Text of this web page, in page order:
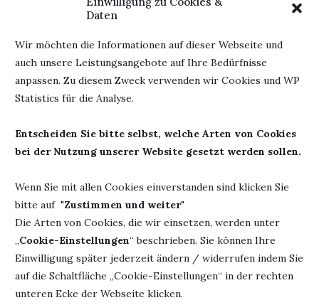
Daten
Wir möchten die Informationen auf dieser Webseite und
auch unsere Leistungsangebote auf Ihre Bedürfnisse
anpassen. Zu diesem Zweck verwenden wir Cookies und WP
Statistics für die Analyse.
Entscheiden Sie bitte selbst, welche Arten von Cookies
bei der Nutzung unserer Website gesetzt werden sollen.
Wenn Sie mit allen Cookies einverstanden sind klicken Sie
bitte auf "Zustimmen und weiter"
Die Arten von Cookies, die wir einsetzen, werden unter
„Cookie-Einstellungen“ beschrieben. Sie können Ihre
Einwilligung später jederzeit ändern / widerrufen indem Sie
auf die Schaltfläche „Cookie-Einstellungen“ in der rechten
unteren Ecke der Webseite klicken.
NEUIGKEITEN AUS DEM KINDERBUCHREGAL
vonBücherheike 18. März 2023
Neuigkeiten aus dem Kinderbuchregal. So viele neue schöne
Bücher. Wann soll ich die bloß alle lesen?